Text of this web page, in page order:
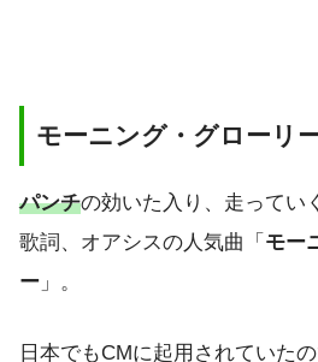
モーニング・グローリ
パンチの効いた入り、走ってい
歌詞、オアシスの人気曲「 モー
ー 」。
日本でもCMに起用されていた